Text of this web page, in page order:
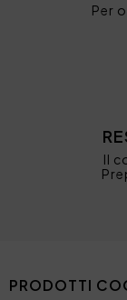
Per
Il
PRODOTTI